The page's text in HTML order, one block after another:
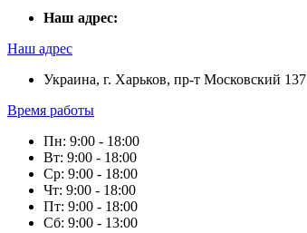
Наш адрес:
Наш адрес
Украина, г. Харьков, пр-т Московский 137
Время работы
Пн: 9:00 - 18:00
Вт: 9:00 - 18:00
Ср: 9:00 - 18:00
Чт: 9:00 - 18:00
Пт: 9:00 - 18:00
Сб: 9:00 - 13:00